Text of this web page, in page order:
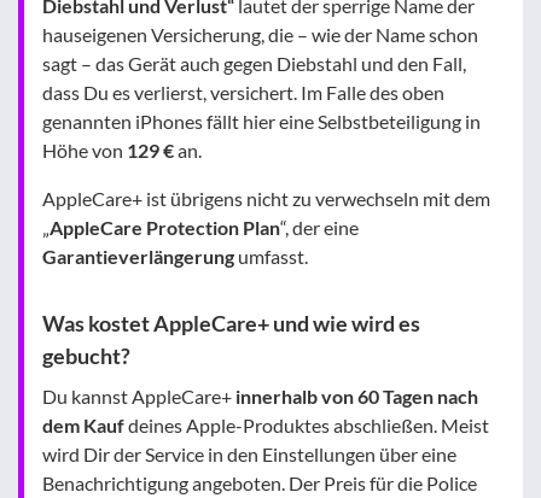
Diebstahl und Verlust“ lautet der sperrige Name der
hauseigenen Versicherung, die – wie der Name schon
sagt – das Gerät auch gegen Diebstahl und den Fall,
dass Du es verlierst, versichert. Im Falle des oben
genannten iPhones fällt hier eine Selbstbeteiligung in
Höhe von 129 €an.
AppleCare+ ist übrigens nicht zu verwechseln mit dem
AppleCare Protection Plan“, der eine
Garantieverlängerung umfasst.
Was kostet AppleCare+ und wie wird es
gebucht?
Du kannst AppleCare+ innerhalb von 60 Tagen nach
dem Kaufdeines Apple-Produktes abschließen. Meist
wird Dir der Service in den Einstellungen über eine
Benachrichtigung angeboten. Der Preis für die Police